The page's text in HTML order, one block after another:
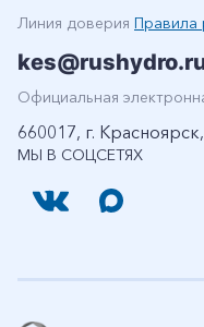
МЫ В СОЦСЕТЯХ
Линия доверия Правила
Официальная
660017, г.